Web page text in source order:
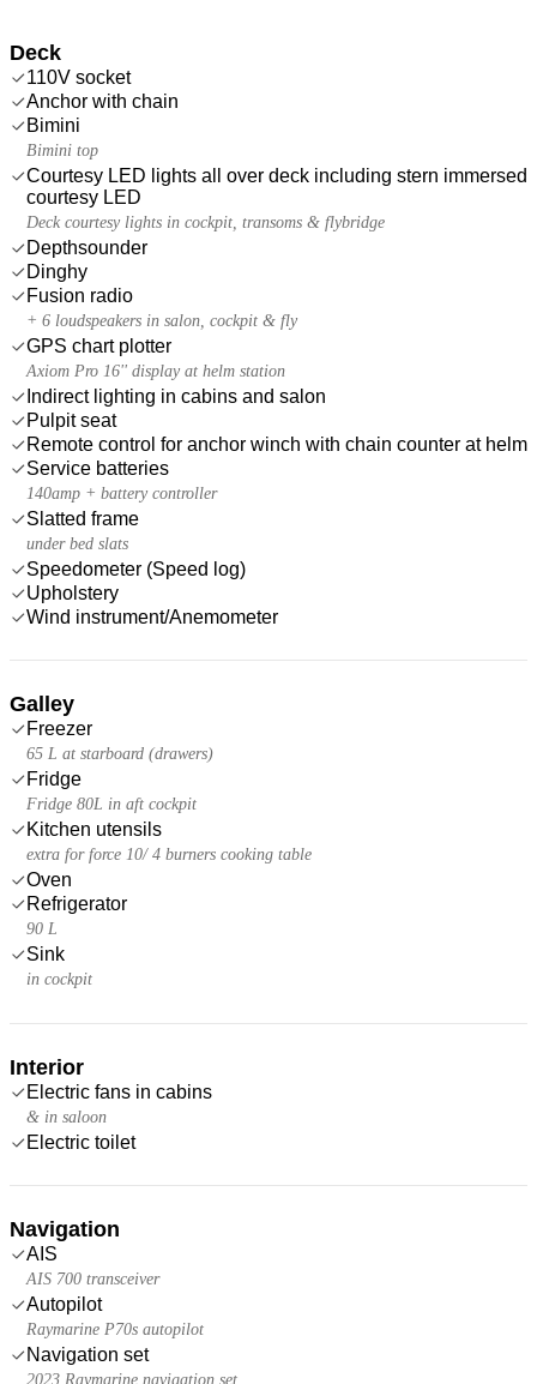
Deck
110V socket
Anchor with chain
Bimini
Bimini top
Courtesy LED lights all over deck including stern immersed
courtesy LED
Deck courtesy lights in cockpit, transoms & flybridge
Depthsounder
Dinghy
Fusion radio
+ 6 loudspeakers in salon, cockpit & fly
GPS chart plotter
Axiom Pro 16'' display at helm station
Indirect lighting in cabins and salon
Pulpit seat
Remote control for anchor winch with chain counter at helm
Service batteries
140amp + battery controller
Slatted frame
under bed slats
Speedometer (Speed log)
Upholstery
Wind instrument/Anemometer
Galley
Freezer
65 L at starboard (drawers)
Fridge
Fridge 80L in aft cockpit
Kitchen utensils
extra for force 10/ 4 burners cooking table
Oven
Refrigerator
90 L
Sink
in cockpit
Interior
Electric fans in cabins
& in saloon
Electric toilet
Navigation
AIS
AIS 700 transceiver
Autopilot
Raymarine P70s autopilot
Navigation set
2023 Raymarine navigation set